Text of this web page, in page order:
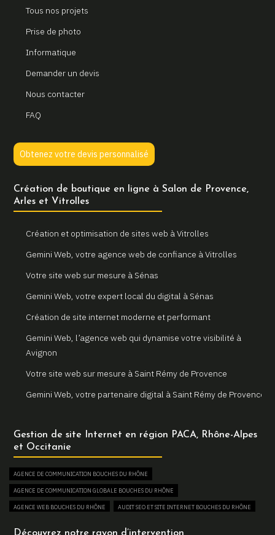
Tous nos projets
Prise de photo
Informatique
Demander un devis
Nous contacter
FAQ
Obtenez votre devis personnalisé
Création de boutique en ligne à Salon de Provence,
Arles et Vitrolles
Création et optimisation de sites web à Vitrolles
Gemini Web, votre agence web de confiance à Vitrolles
Votre site web sur mesure à Sénas
Gemini Web, votre expert local du digital à Sénas
Création de site internet moderne et performant
Gemini Web, l’agence web qui dynamise votre visibilité à
Avignon
Votre site web sur mesure à Saint Rémy de Provence
Gemini Web, votre partenaire digital à Saint Rémy de Provence
Votre agence web locale Gemini Web à Arles
Création et refonte de sites internet à Martigues
Gemini Web, votre agence web à Martigues
Un site web sur mesure pour votre activité à Aix en Provence
Gestion de site Internet en région PACA, Rhône-Alpes
et Occitanie
AGENCE DE COMMUNICATION BOUCHES DU RHÔNE
AGENCE DE COMMUNICATION GLOBALE BOUCHES DU RHÔNE
AGENCE WEB BOUCHES DU RHÔNE AUDIT SEO ET SITE INTERNET BOUCHES DU RHÔNE